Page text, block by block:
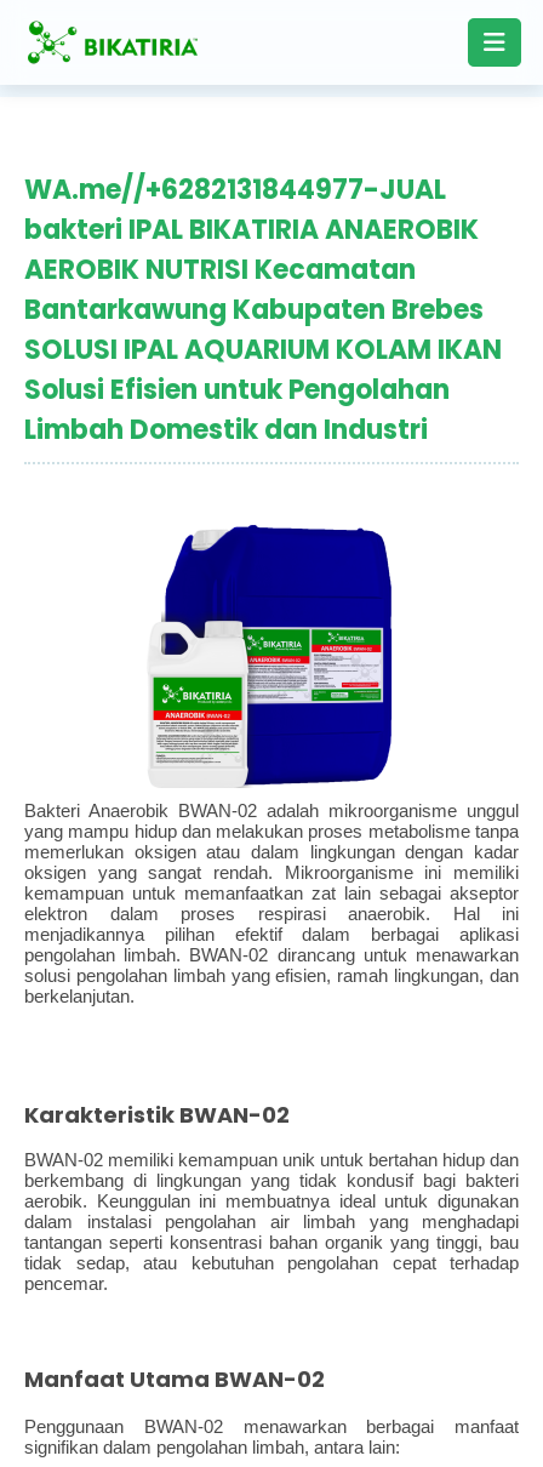
WA.me//+6282131844977-JUAL
bakteri IPAL BIKATIRIA ANAEROBIK
AEROBIK NUTRISI Kecamatan
Bantarkawung Kabupaten Brebes
SOLUSI IPAL AQUARIUM KOLAM IKAN
Solusi Efisien untuk Pengolahan
Limbah Domestik dan Industri
Bakteri Anaerobik BWAN-02 adalah mikroorganisme unggul
yang mampu hidup dan melakukan proses metabolisme tanpa
memerlukan oksigen atau dalam lingkungan dengan kadar
oksigen yang sangat rendah. Mikroorganisme ini memiliki
kemampuan untuk memanfaatkan zat lain sebagai akseptor
elektron dalam proses respirasi anaerobik. Hal ini
menjadikannya pilihan efektif dalam berbagai aplikasi
pengolahan limbah. BWAN-02 dirancang untuk menawarkan
solusi pengolahan limbah yang efisien, ramah lingkungan, dan
berkelanjutan.
Karakteristik BWAN-02
BWAN-02 memiliki kemampuan unik untuk bertahan hidup dan
berkembang di lingkungan yang tidak kondusif bagi bakteri
aerobik. Keunggulan ini membuatnya ideal untuk digunakan
dalam instalasi pengolahan air limbah yang menghadapi
tantangan seperti konsentrasi bahan organik yang tinggi, bau
tidak sedap, atau kebutuhan pengolahan cepat terhadap
pencemar.
Manfaat Utama BWAN-02
Penggunaan BWAN-02 menawarkan berbagai manfaat
signifikan dalam pengolahan limbah, antara lain: